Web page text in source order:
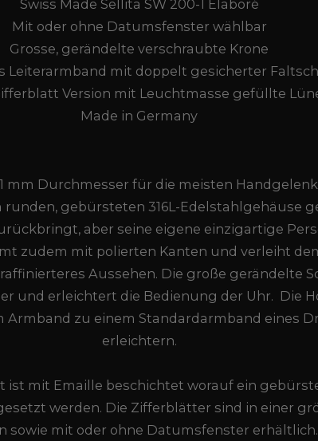
Swiss Made Sellita SW 200-1 Elaboré
Mit oder ohne Datumsfenster wählbar
Grosse, gerändelte verschraubte Krone
Leiterarmband mit doppelt gesicherter
Version mit Leuchtmasse gefüllte
Made in Germany
mm Durchmesser für die meisten
runden, gebürsteten 316L-Edelstahlgehäuse
aber seine eigene einzigartige
zudem mit polierten Kanten und verleiht
Aussehen. Die große gerändelte
und erleichtert die Bedienung der Uhr. Die
Armband zu einem Standardarmband eines
erleichtern.
ist mit Emaille beschichtet worauf ein
werden. Die Zifferblätter sind in einer
sowie mit oder ohne Datumsfenster erhältlich.